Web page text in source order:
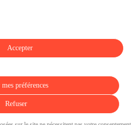
Refuser
mes préférences
Accepter